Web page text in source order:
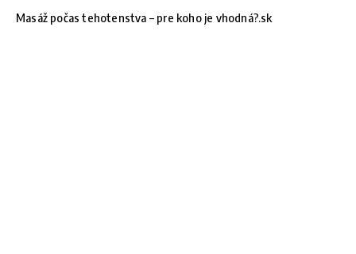
Masáž počas tehotenstva – pre koho je vhodná?.sk